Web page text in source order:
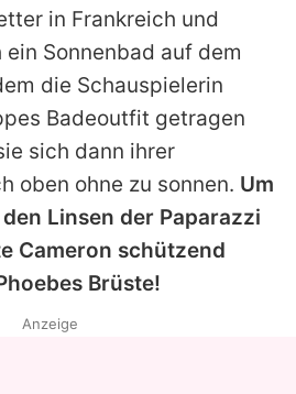
in Frankreich und
Sonnenbad auf dem
die Schauspielerin
Badeoutfit getragen
sich dann ihrer
oben ohne zu sonnen. Um
Linsen der Paparazzi
Cameron schützend
Brüste!
Anzeige